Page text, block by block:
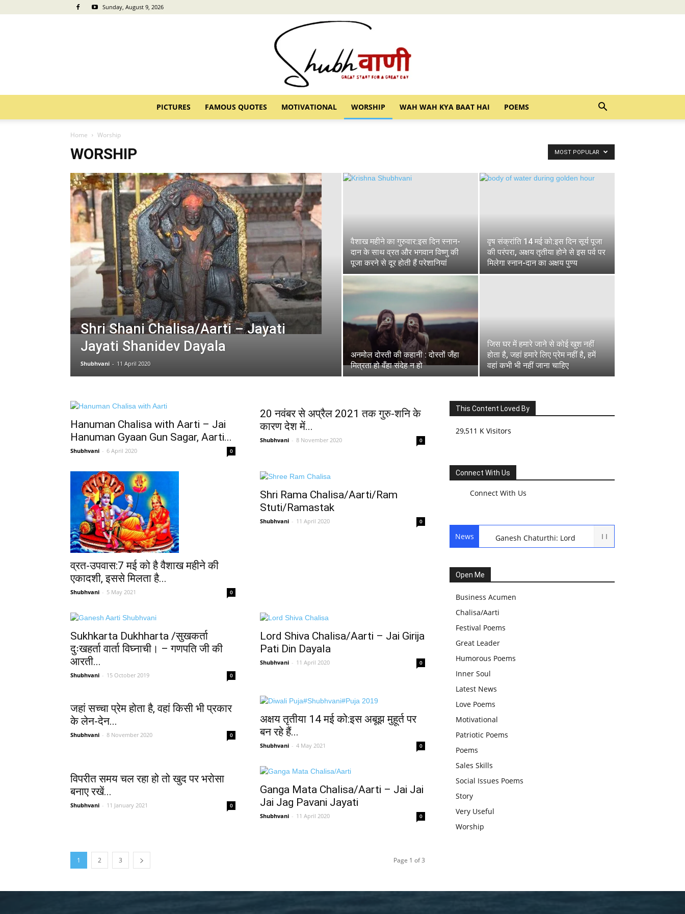
Sunday, August 9, 2026
PICTURES FAMOUS QUOTES MOTIVATIONAL WORSHIP WAH WAH KYA BAAT HAI POEMS
Home Worship
WORSHIP MOST POPULAR
Shri Shani Chalisa/Aarti – Jayati
Jayati Shanidev Dayala
Shubhvani - 11 April 2020
वैशाख महीने का गुरुवार:इस दिन स्नान-
दान के साथ व्रत और भगवान विष्णु की
पूजा करने से दूर होती हैं परेशानियां
वृष संक्रांति 14 मई को:इस दिन सूर्य पूजा
की परंपरा, अक्षय तृतीया होने से इस पर्व पर
मिलेगा स्नान-दान का अक्षय पुण्य
अनमोल दोस्ती की कहानी : दोस्तों जँहा
मित्रता हो वँहा संदेह न हो
जिस घर में हमारे जाने से कोई खुश नहीं
होता है, जहां हमारे लिए प्रेम नहीं है, हमें
वहां कभी भी नहीं जाना चाहिए
Hanuman Chalisa with Aarti – Jai
Hanuman Gyaan Gun Sagar, Aarti...
Shubhvani - 6 April 2020 0
20 नवंबर से अप्रैल 2021 तक गुरु-शनि के
कारण देश में...
Shubhvani - 8 November 2020 0
व्रत-उपवास:7 मई को है वैशाख महीने की
एकादशी, इससे मिलता है...
Shubhvani - 5 May 2021 0
Shri Rama Chalisa/Aarti/Ram
Stuti/Ramastak
Shubhvani - 11 April 2020 0
Sukhkarta Dukhharta /सुखकर्ता
दुःखहर्ता वार्ता विघ्नाची। – गणपति जी की
आरती...
Shubhvani - 15 October 2019 0
Lord Shiva Chalisa/Aarti – Jai Girija
Pati Din Dayala
Shubhvani - 11 April 2020 0
जहां सच्चा प्रेम होता है, वहां किसी भी प्रकार
के लेन-देन...
Shubhvani - 8 November 2020 0
अक्षय तृतीया 14 मई को:इस अबूझ मुहूर्त पर
बन रहे हैं...
Shubhvani - 4 May 2021 0
विपरीत समय चल रहा हो तो खुद पर भरोसा
बनाए रखें...
Shubhvani - 11 January 2021 0
Ganga Mata Chalisa/Aarti – Jai Jai
Jai Jag Pavani Jayati
Shubhvani - 11 April 2020 0
1 2 3 Page 1 of 3
This Content Loved By
29,511 K Visitors
Connect With Us
Connect With Us
News
Ganesh Chaturthi: Lord
हरतालिका तीज,Haritalika
teej,Teej Festival: A
Celebration of Tradition and
Womanhood
स्वामी अवधेशानंद जी गिरि के जीवन
सूत्र:किन चीजों के कारण लोग अशांत
आज का जीवन मंत्र:महिलाएं पुरुषों से
चाहिए और उन्हें पूजनीय दृष्टि से देखना
चाहिए
महिलाएं, करती हैं देवी सावित्री और
Open Me
Business Acumen
Chalisa/Aarti
Festival Poems
Great Leader
Humorous Poems
Inner Soul
Latest News
Love Poems
Motivational
Patriotic Poems
Poems
Sales Skills
Social Issues Poems
Story
Very Useful
Worship